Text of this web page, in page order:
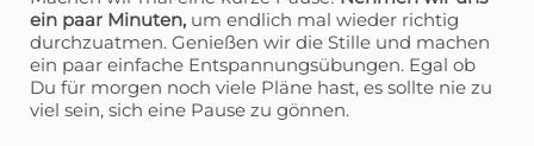
ein paar Minuten, um endlich mal wieder richtig
durchzuatmen. Genießen wir die Stille und machen
ein paar einfache Entspannungsübungen. Egal ob
Du für morgen noch viele Pläne hast, es sollte nie zu
viel sein, sich eine Pause zu gönnen.